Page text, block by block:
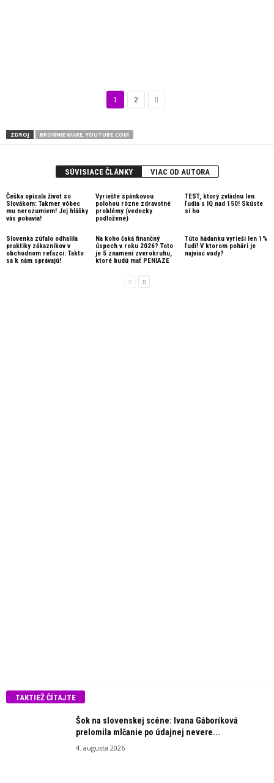
1 2
ZDROJ BRONNIE WARE, YOUTUBE.COM
SÚVISIACE ČLÁNKY VIAC OD AUTORA
Češka opísala život so
Slovákom: Takmer vôbec
mu nerozumiem! Jej hlášky
vás pobavia!
Vyriešte spánkovou
polohou rôzne zdravotné
problémy (vedecky
podložené)
TEST, ktorý zvládnu len
ľudia s IQ nad 150! Skúste
si ho
Slovenka zúfalo odhalila
praktiky zákazníkov v
obchodnom reťazci: Takto
sa k nám správajú!
Na koho čaká finančný
úspech v roku 2026? Toto
je 5 znamení zverokruhu,
ktoré budú mať PENIAZE
Túto hádanku vyrieši len 1%
ľudí! V ktorom pohári je
najviac vody?
TAKTIEŽ ČÍTAJTE
Šok na slovenskej scéne: Ivana Gáboríková
prelomila mlčanie po údajnej nevere...
4. augusta 2026